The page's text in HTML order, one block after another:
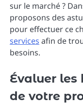
sur le marché ?
proposons des
pour effectuer ce
services afin de
besoins.
Évaluer les
de votre